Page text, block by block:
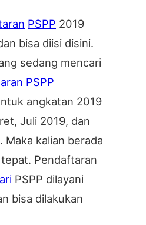
PSPP 2019
bisa diisi disini.
sedang mencari
PSPP
angkatan 2019
Juli 2019, dan
Maka kalian berada
Pendaftaran
PSPP dilayani
bisa dilakukan